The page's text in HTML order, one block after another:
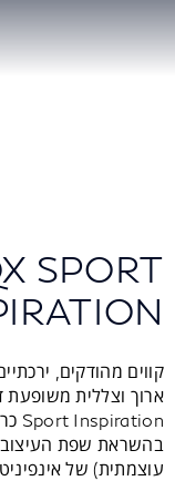
SPORT
קווים מהודקים,